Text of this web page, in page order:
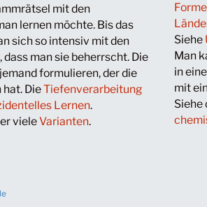
mit den
lernen möchte. Bis das
sich so intensiv mit den
man sie beherrscht. Die
formulieren, der die
hat. DieTiefenverarbeitung
Lernen.
vieleVarianten.
Siehe
Man
in
mit
Siehe